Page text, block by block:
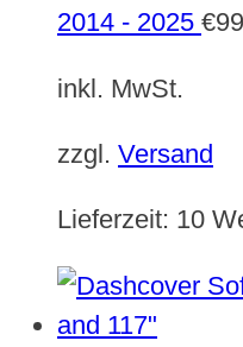
2014 - 2025 €
inkl. MwSt.
zzgl. Versand
Lieferzeit: 10